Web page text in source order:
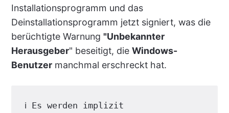
Installationsprogramm und das
Deinstallationsprogramm jetzt signiert, was die
berüchtigte Warnung "Unbekannter
Herausgeber" beseitigt, die Windows-
Benutzermanchmal erschreckt hat.
ℹ️ Es werden implizit